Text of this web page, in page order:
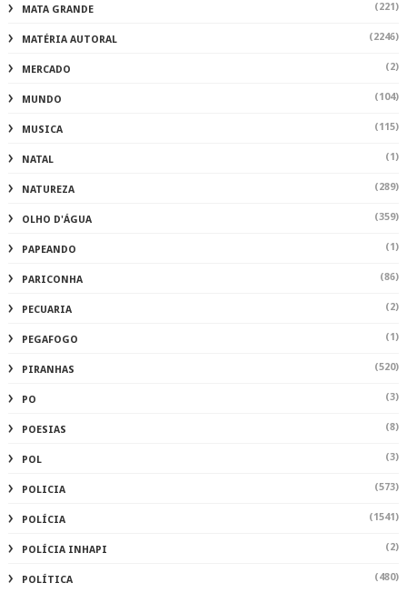
MATA GRANDE (221)
MATÉRIA AUTORAL (2246)
MERCADO (2)
MUNDO (104)
MUSICA (115)
NATAL (1)
NATUREZA (289)
OLHO D'ÁGUA (359)
PAPEANDO (1)
PARICONHA (86)
PECUARIA (2)
PEGAFOGO (1)
PIRANHAS (520)
PO (3)
POESIAS (8)
POL (3)
POLICIA (573)
POLÍCIA (1541)
POLÍCIA INHAPI (2)
POLÍTICA (480)